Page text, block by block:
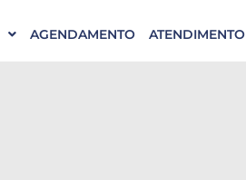
AGENDAMENTO ATENDIMENTO